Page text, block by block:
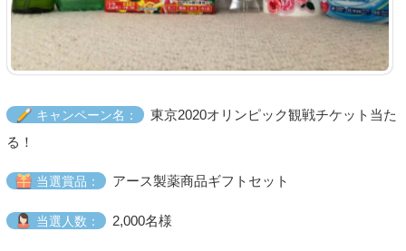
キャンペーン名：
東京2020オリンピック観戦チケット当た
る！
当選賞品： アース製薬商品ギフトセット
当選人数： 2,000名様